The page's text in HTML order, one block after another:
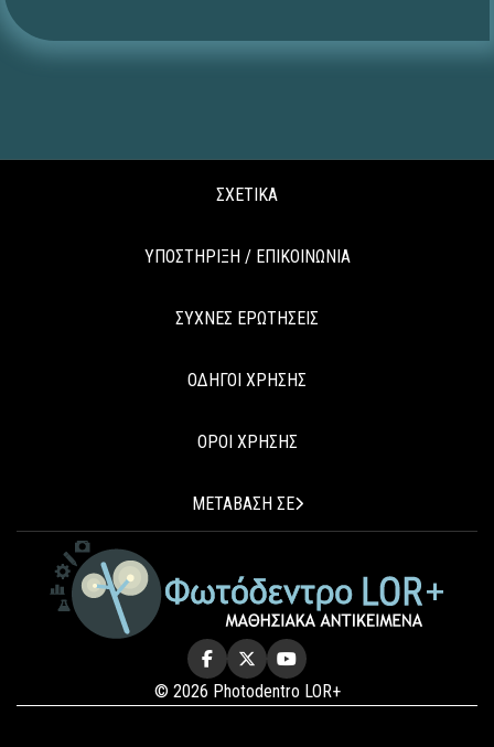
ΣΧΕΤΙΚΑ
ΥΠΟΣΤΗΡΙΞΗ / ΕΠΙΚΟΙΝΩΝΙΑ
ΣΥΧΝΕΣ ΕΡΩΤΗΣΕΙΣ
ΟΔΗΓΟΙ ΧΡΗΣΗΣ
ΟΡΟΙ ΧΡΗΣΗΣ
ΜΕΤΑΒΑΣΗ ΣΕ
© 2026 Photodentro LOR+